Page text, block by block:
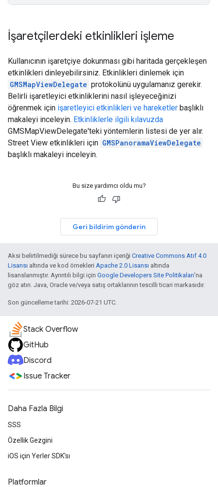
İşaretçilerdeki etkinlikleri işleme
Kullanıcının işaretçiye dokunması gibi haritada gerçekleşen
etkinlikleri dinleyebilirsiniz. Etkinlikleri dinlemek için
GMSMapViewDelegate protokolünü uygulamanız gerekir.
Belirli işaretleyici etkinliklerini nasıl işleyeceğinizi
öğrenmek için işaretleyici etkinlikleri ve hareketler başlıklı
makaleyi inceleyin. Etkinliklerle ilgili kılavuzda
GMSMapViewDelegate'teki yöntemlerin listesi de yer alır.
Street View etkinlikleri için GMSPanoramaViewDelegate
başlıklı makaleyi inceleyin.
Bu size yardımcı oldu mu?
Geri bildirim gönderin
Aksi belirtilmediği sürece bu sayfanın içeriği Creative Commons Atıf 4.0
Lisansı altında ve kod örnekleri Apache 2.0 Lisansı altında
lisanslanmıştır. Ayrıntılı bilgi için Google Developers Site Politikaları'na
göz atın. Java, Oracle ve/veya satış ortaklarının tescilli ticari markasıdır.
Son güncelleme tarihi: 2026-07-21 UTC.
Stack Overflow
GitHub
Discord
Issue Tracker
Daha Fazla Bilgi
SSS
Özellik Gezgini
iOS için Yerler SDK'sı
Platformlar